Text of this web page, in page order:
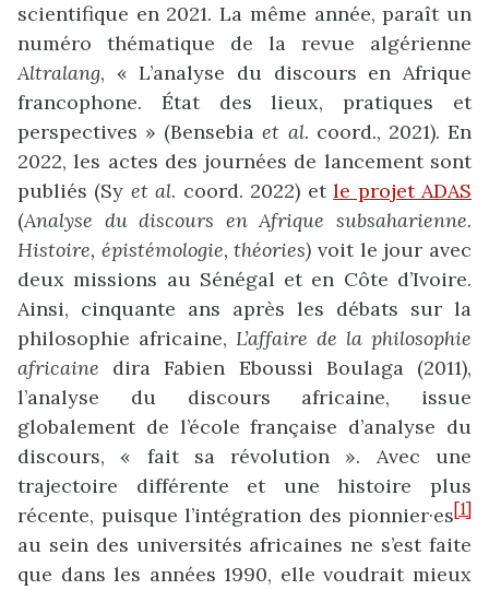
scientifique en 2021. La même année, paraît un
numéro thématique de la revue algérienne
Altralang, « L’analyse du discours en Afrique
francophone. État des lieux, pratiques et
perspectives » (Bensebiaet al. coord., 2021). En
2022, les actes des journées de lancement sont
publiés (Sy et al. coord. 2022) etle projet ADAS
(Analyse du discours en Afrique subsaharienne.
Histoire, épistémologie, théories) voit le jour avec
deux missions au Sénégal et en Côte d’Ivoire.
Ainsi, cinquante ans après les débats sur la
philosophie africaine, L’affaire de la philosophie
africaine dira Fabien Eboussi Boulaga (2011),
l’analyse du discours africaine, issue
globalement de l’école française d’analyse du
discours, « fait sa révolution ». Avec une
trajectoire différente et une histoire plus
récente, puisque l’intégration des pionnier·es[1]
au sein des universités africaines ne s’est faite
que dans les années 1990, elle voudrait mieux